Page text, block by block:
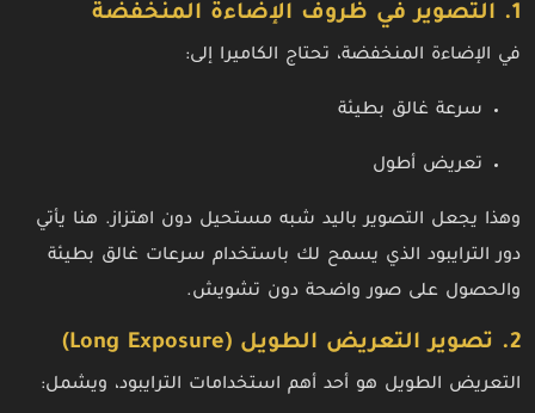
1. التصوير في ظروف الإضاءة المنخفضة
في الإضاءة المنخفضة، تحتاج الكاميرا إلى:
سرعة غالق بطيئة
تعريض أطول
وهذا يجعل التصوير باليد شبه مستحيل دون اهتزاز. هنا يأتي
دور الترايبود الذي يسمح لك باستخدام سرعات غالق بطيئة
والحصول على صور واضحة دون تشويش.
2. تصوير التعريض الطويل (Long Exposure)
التعريض الطويل هو أحد أهم استخدامات الترايبود، ويشمل: